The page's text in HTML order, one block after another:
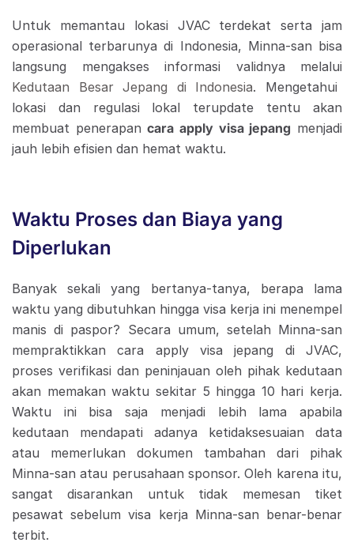
Untuk memantau lokasi JVAC terdekat serta jam
operasional terbarunya di Indonesia, Minna-san bisa
langsung mengakses informasi validnya melalui
Kedutaan Besar Jepang di Indonesia. Mengetahui
lokasi dan regulasi lokal terupdate tentu akan
membuat penerapancara apply visa jepang menjadi
jauh lebih efisien dan hemat waktu.
Waktu Proses dan Biaya yang
Diperlukan
Banyak sekali yang bertanya-tanya, berapa lama
waktu yang dibutuhkan hingga visa kerja ini menempel
manis di paspor? Secara umum, setelah Minna-san
mempraktikkan cara apply visa jepang di JVAC,
proses verifikasi dan peninjauan oleh pihak kedutaan
akan memakan waktu sekitar 5 hingga 10 hari kerja.
Waktu ini bisa saja menjadi lebih lama apabila
kedutaan mendapati adanya ketidaksesuaian data
atau memerlukan dokumen tambahan dari pihak
Minna-san atau perusahaan sponsor. Oleh karena itu,
sangat disarankan untuk tidak memesan tiket
pesawat sebelum visa kerja Minna-san benar-benar
terbit.